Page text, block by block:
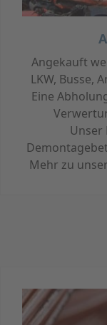
Angekauft
LKW, Busse,
Eine
Unser
Mehr zu